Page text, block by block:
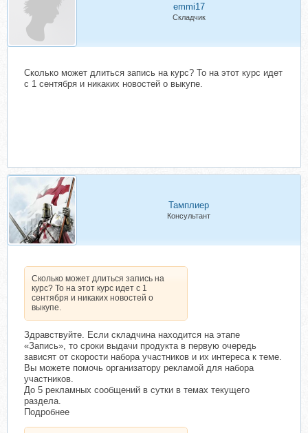
emmi17
Складчик
Сколько может длиться запись на курс? То на этот курс идет
с 1 сентября и никаких новостей о выкупе.
Тамплиер
Консультант
Сколько может длиться запись на
курс? То на этот курс идет с 1
сентября и никаких новостей о
выкупе.
Здравствуйте. Если складчина находится на этапе
«Запись», то сроки выдачи продукта в первую очередь
зависят от скорости набора участников и их интереса к теме.
Вы можете помочь организатору рекламой для набора
участников.
До 5 рекламных сообщений в сутки в темах текущего
раздела.
Подробнее